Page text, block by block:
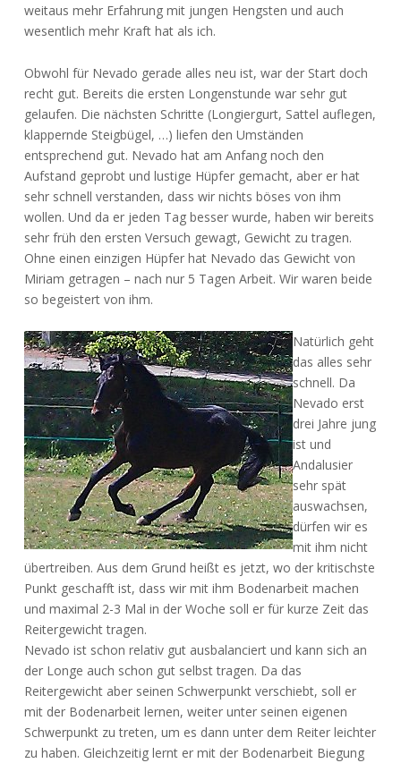
weitaus mehr Erfahrung mit jungen Hengsten und auch
wesentlich mehr Kraft hat als ich.
Obwohl für Nevado gerade alles neu ist, war der Start doch
recht gut. Bereits die ersten Longenstunde war sehr gut
gelaufen. Die nächsten Schritte (Longiergurt, Sattel auflegen,
klappernde Steigbügel, …) liefen den Umständen
entsprechend gut. Nevado hat am Anfang noch den
Aufstand geprobt und lustige Hüpfer gemacht, aber er hat
sehr schnell verstanden, dass wir nichts böses von ihm
wollen. Und da er jeden Tag besser wurde, haben wir bereits
sehr früh den ersten Versuch gewagt, Gewicht zu tragen.
Ohne einen einzigen Hüpfer hat Nevado das Gewicht von
Miriam getragen – nach nur 5 Tagen Arbeit. Wir waren beide
so begeistert von ihm.
Natürlich geht
das alles sehr
schnell. Da
Nevado erst
drei Jahre jung
ist und
Andalusier
sehr spät
auswachsen,
dürfen wir es
mit ihm nicht
übertreiben. Aus dem Grund heißt es jetzt, wo der kritischste
Punkt geschafft ist, dass wir mit ihm Bodenarbeit machen
und maximal 2-3 Mal in der Woche soll er für kurze Zeit das
Reitergewicht tragen.
Nevado ist schon relativ gut ausbalanciert und kann sich an
der Longe auch schon gut selbst tragen. Da das
Reitergewicht aber seinen Schwerpunkt verschiebt, soll er
mit der Bodenarbeit lernen, weiter unter seinen eigenen
Schwerpunkt zu treten, um es dann unter dem Reiter leichter
zu haben. Gleichzeitig lernt er mit der Bodenarbeit Biegung